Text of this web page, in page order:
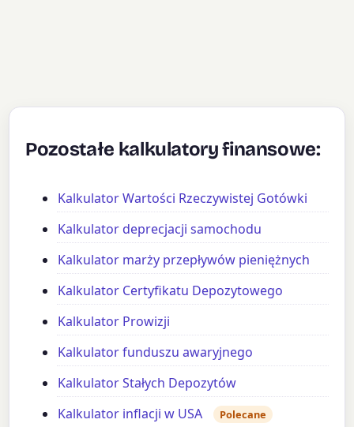
Pozostałe kalkulatory finansowe:
Kalkulator Wartości Rzeczywistej Gotówki
Kalkulator deprecjacji samochodu
Kalkulator marży przepływów pieniężnych
Kalkulator Certyfikatu Depozytowego
Kalkulator Prowizji
Kalkulator funduszu awaryjnego
Kalkulator Stałych Depozytów
Kalkulator inflacji w USA
Polecane